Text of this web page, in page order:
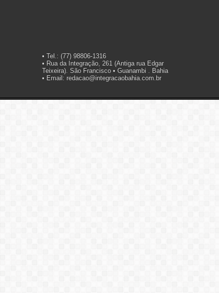
• Tel.: (77) 98806-1316
• Rua da Integração, 261 (Antiga rua Edgar
Teixeira). São Francisco • Guanambi . Bahia
• Email: redacao@integracaobahia.com.br